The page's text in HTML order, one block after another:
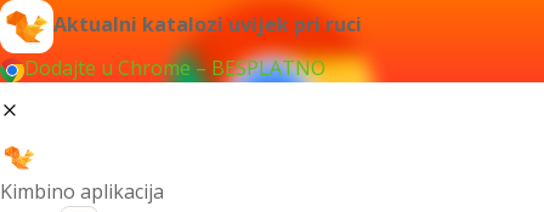
Aktualni katalozi uvijek pri ruci
Dodajte u Chrome – BESPLATNO
Kimbino aplikacija